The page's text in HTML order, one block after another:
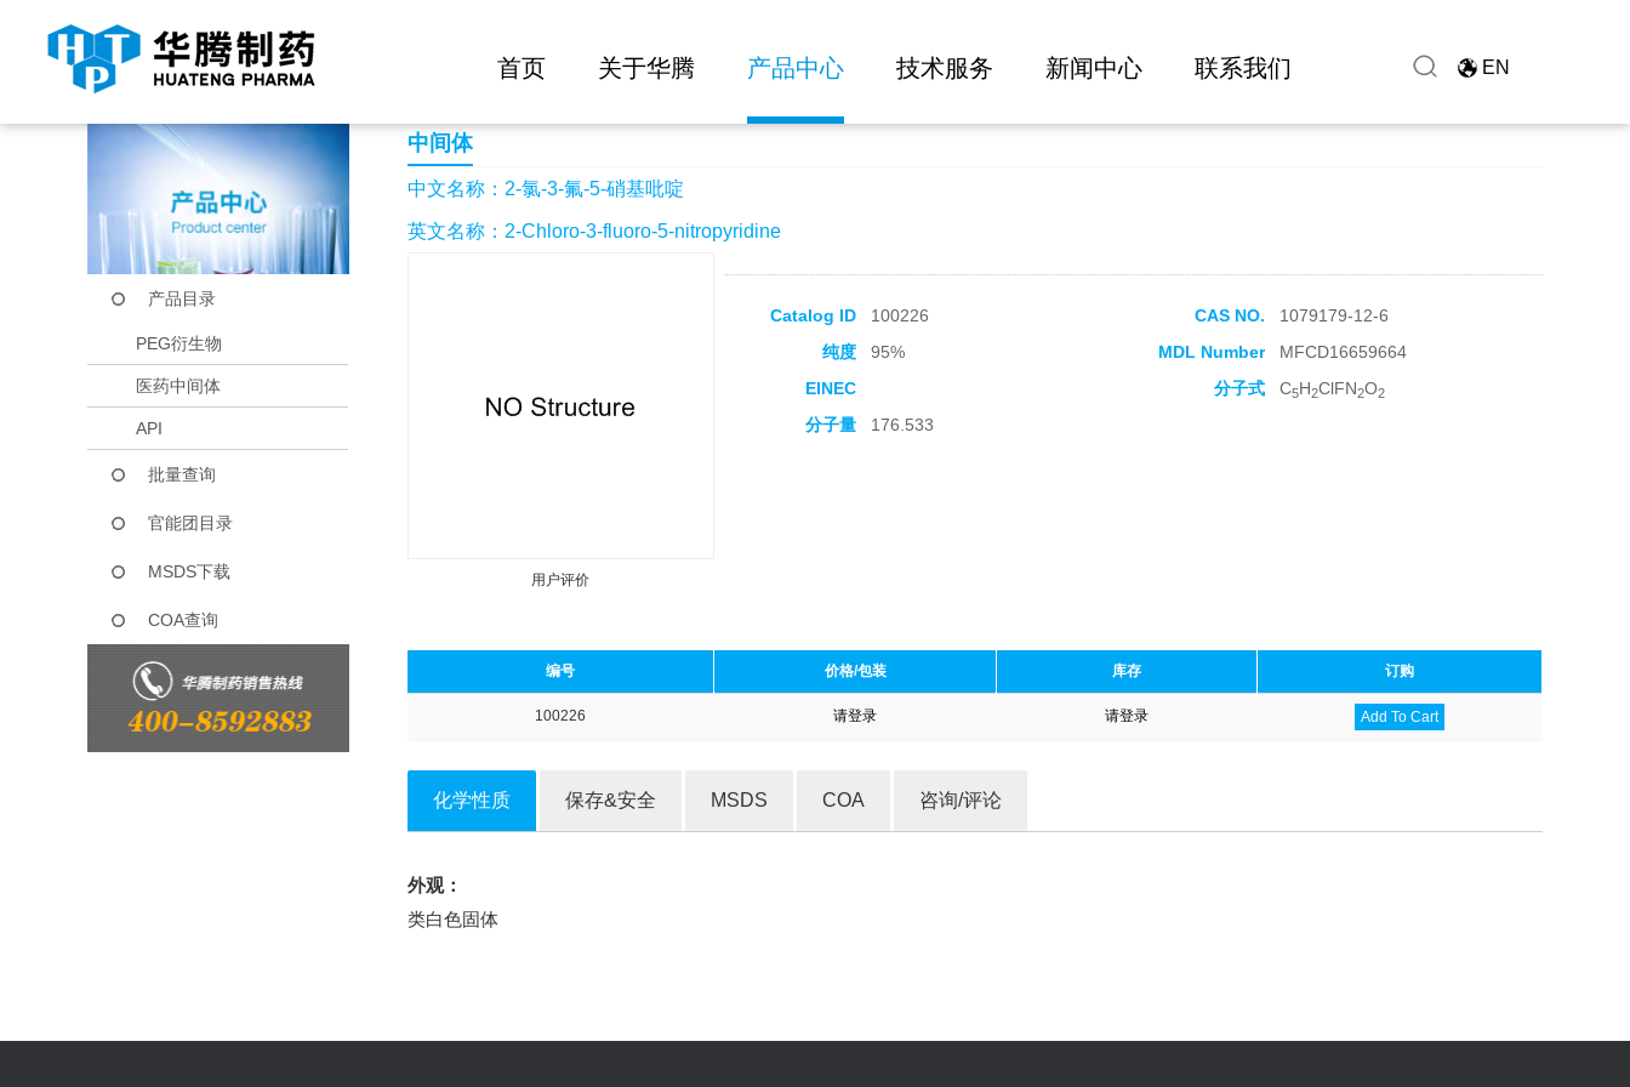
首页 关于华腾 产品中心 技术服务 新闻中心 联系我们 EN
当前位置： 首页 产品中心 2-氯-3-氟-5-硝基吡啶
产品目录
PEG衍生物
医药中间体
API
批量查询
官能团目录
MSDS下载
COA查询
中间体
中文名称：2-氯-3-氟-5-硝基吡啶
英文名称：2-Chloro-3-fluoro-5-nitropyridine
用户评价
Catalog ID 100226 CAS NO.
1079179-12-6
纯度
95% MDL Number
MFCD16659664
EINEC
分子式 C5H2ClFN2O2
分子量 176.533
编号 价格/包装 库存 订购
100226 请登录 请登录 Add To Cart
化学性质 保存&安全 MSDS COA 咨询/评论
外观：
类白色固体